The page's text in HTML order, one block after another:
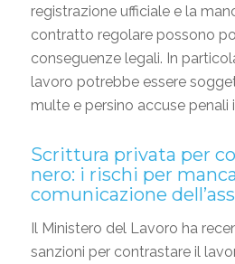
registrazione ufficiale e la
contratto regolare possono
conseguenze legali. In
lavoro potrebbe essere
multe e persino accuse penali
Scrittura privata per
nero: i rischi per
comunicazione
Il Ministero del Lavoro ha
sanzioni per contrastare il